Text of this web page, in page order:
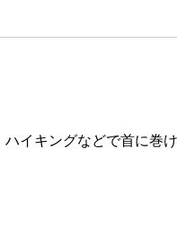
イキングなどで首に巻け